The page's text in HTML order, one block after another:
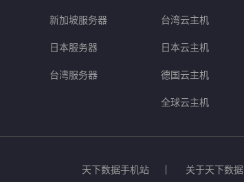
新加坡服务器
日本服务器
台湾服务器
台湾云主机
日本云主机
德国云主机
全球云主机
天下数据手机站 关于天下数据